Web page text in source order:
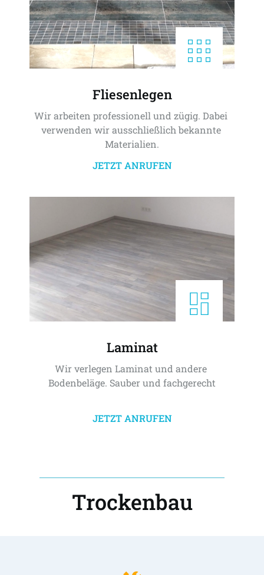
Fliesenlegen
Wir arbeiten professionell und zügig. Dabei
verwenden wir ausschließlich bekannte
Materialien.
JETZT ANRUFEN
Laminat
Wir verlegen Laminat und andere
Bodenbeläge. Sauber und fachgerecht
JETZT ANRUFEN
Trockenbau